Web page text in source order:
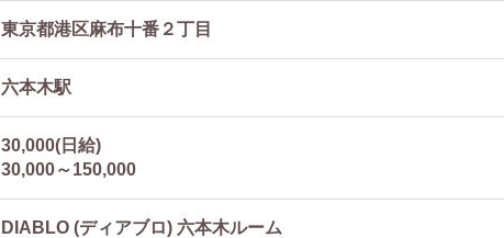
東京都港区麻布十番２丁目
六本木駅
30,000(日給)
30,000～150,000
DIABLO (ディアブロ) 六本木ルーム